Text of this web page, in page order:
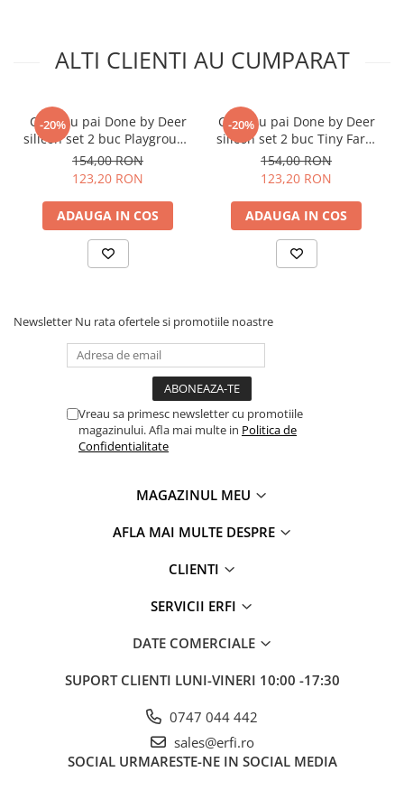
Greutate: 210 gr.
posibil, la masina de spalat vase la program delicat).
ALTI CLIENTI AU CUMPARAT
-20%
Cana cu pai Done by Deer
silicon set 2 buc Playground
Green
154,00 RON
123,20 RON
ADAUGA IN COS
-20%
Cana cu pai Done by Deer
silicon set 2 buc Tiny Farm
Blue
154,00 RON
123,20 RON
ADAUGA IN COS
Newsletter Nu rata ofertele si promotiile noastre
Vreau sa primesc newsletter cu promotiile
magazinului. Afla mai multe in Politica de
Confidentialitate
MAGAZINUL MEU
AFLA MAI MULTE DESPRE
CLIENTI
SERVICII ERFI
DATE COMERCIALE
SUPORT CLIENTI LUNI-VINERI 10:00 -17:30
0747 044 442
sales@erfi.ro
SOCIAL URMARESTE-NE IN SOCIAL MEDIA